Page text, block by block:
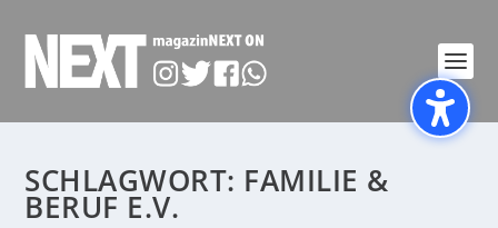
SCHLAGWORT: FAMILIE &
BERUF E.V.